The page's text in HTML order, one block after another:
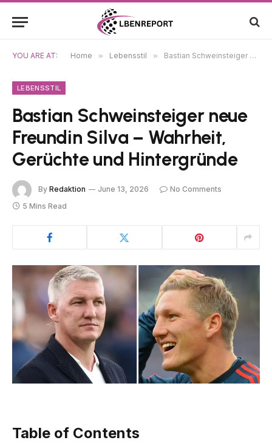
YOU ARE AT: Home » Lebensstil » Bastian Schweinsteiger neue Freundin Silva – Wahrheit, Gerüchte und Hintergründe
LEBENSSTIL
Bastian Schweinsteiger neue
Freundin Silva – Wahrheit,
Gerüchte und Hintergründe
By Redaktion June 13, 2026
No Comments
5 Mins Read
Table of Contents